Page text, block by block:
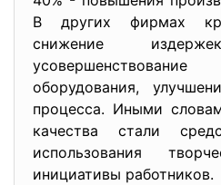
В других фирмах
снижение
оборудования,
процесса. Иными
качества стали
использования
инициативы работников.